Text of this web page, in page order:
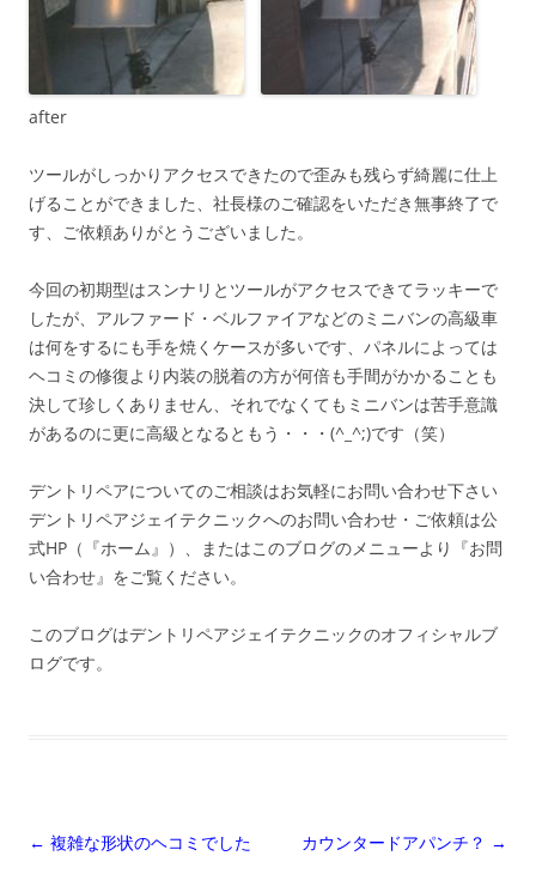
after
ツールがしっかりアクセスできたので歪みも残らず綺麗に仕上
げることができました、社長様のご確認をいただき無事終了で
す、ご依頼ありがとうございました。
今回の初期型はスンナリとツールがアクセスできてラッキーで
したが、アルファード・ベルファイアなどのミニバンの高級車
は何をするにも手を焼くケースが多いです、パネルによっては
ヘコミの修復より内装の脱着の方が何倍も手間がかかることも
決して珍しくありません、それでなくてもミニバンは苦手意識
があるのに更に高級となるともう・・・(^_^;)です（笑）
デントリペアについてのご相談はお気軽にお問い合わせ下さい
デントリペアジェイテクニックへのお問い合わせ・ご依頼は公
式HP（『ホーム』）、またはこのブログのメニューより『お問
い合わせ』をご覧ください。
このブログはデントリペアジェイテクニックのオフィシャルブ
ログです。
投
← 複雑な形状のヘコミでした カウンタードアパンチ？ →